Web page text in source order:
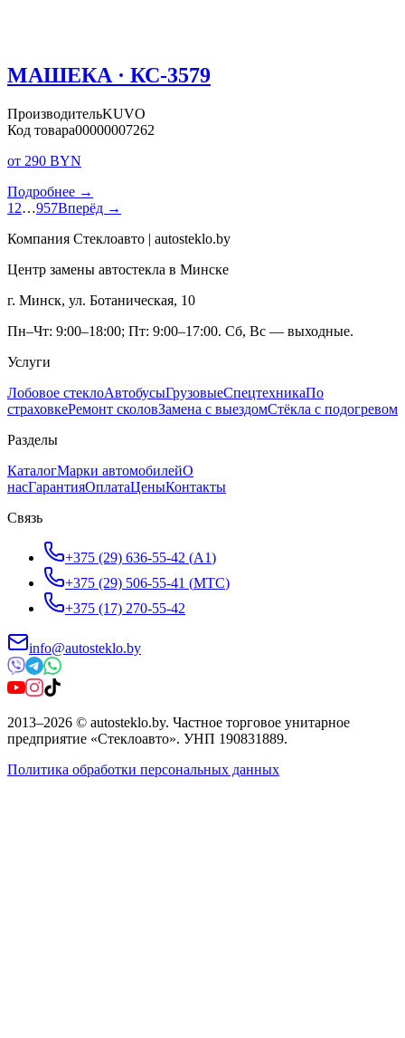
МАШЕКА · КС-3579
ПроизводительKUVO
Код товара00000007262
от 290 BYN
Подробнее →
1 2…957Вперёд →
Компания Стеклоавто | autosteklo.by
Центр замены автостекла в Минске
г. Минск, ул. Ботаническая, 10
Пн–Чт: 9:00–18:00; Пт: 9:00–17:00. Сб, Вс — выходные.
Услуги
Лобовое стеклоАвтобусыГрузовыеСпецтехникаПо
страховкеРемонт сколовЗамена с выездомСтёкла с подогревом
Разделы
КаталогМарки автомобилейО
насГарантияОплатаЦеныКонтакты
Связь
+375 (29) 636-55-42 (A1)
+375 (29) 506-55-41 (МТС)
+375 (17) 270-55-42
info@autosteklo.by
2013–2026 © autosteklo.by. Частное торговое унитарное
предприятие «Стеклоавто». УНП 190831889.
Политика обработки персональных данных